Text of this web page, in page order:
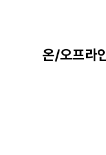
온/오프라